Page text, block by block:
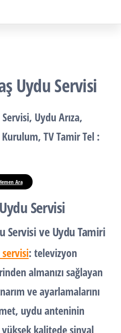
Uydu Servisi
, Uydu Arıza,
Kurulum, TV TamirTel :
Ara
Servisi
Servisi ve Uydu Tamiri
: televizyon
almanızı sağlayan
ve ayarlamalarını
uydu anteninin
yüksek kalitede sinyal